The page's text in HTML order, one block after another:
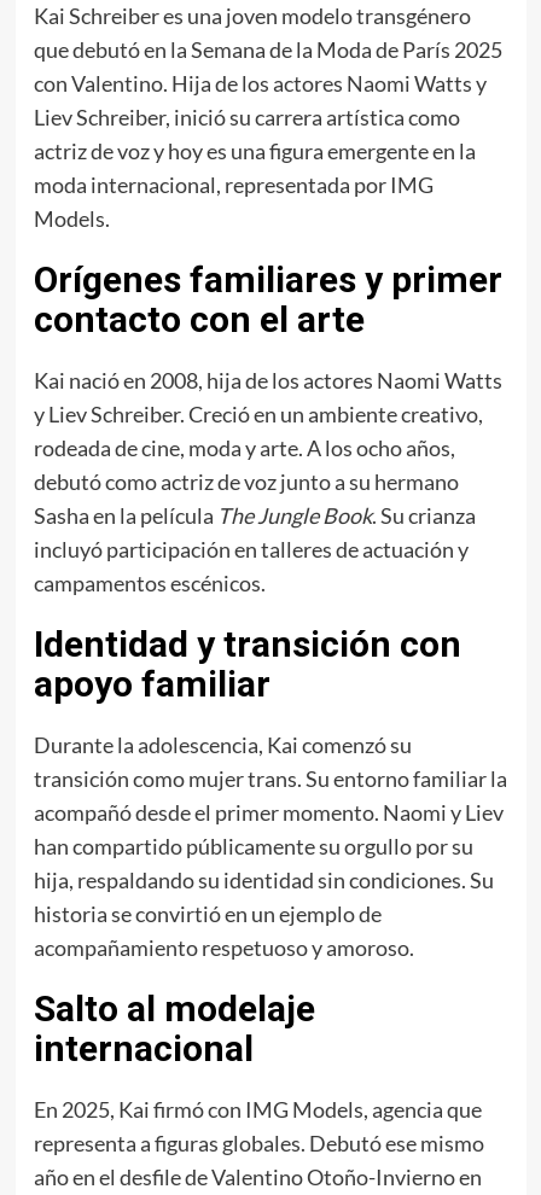
Kai Schreiber es una joven modelo transgénero
que debutó en la Semana de la Moda de París 2025
con Valentino. Hija de los actores Naomi Watts y
Liev Schreiber, inició su carrera artística como
actriz de voz y hoy es una figura emergente en la
moda internacional, representada por IMG
Models.
Orígenes familiares y primer
contacto con el arte
Kai nació en 2008, hija de los actores Naomi Watts
y Liev Schreiber. Creció en un ambiente creativo,
rodeada de cine, moda y arte. A los ocho años,
debutó como actriz de voz junto a su hermano
Sasha en la película The Jungle Book. Su crianza
incluyó participación en talleres de actuación y
campamentos escénicos.
Identidad y transición con
apoyo familiar
Durante la adolescencia, Kai comenzó su
transición como mujer trans. Su entorno familiar la
acompañó desde el primer momento. Naomi y Liev
han compartido públicamente su orgullo por su
hija, respaldando su identidad sin condiciones. Su
historia se convirtió en un ejemplo de
acompañamiento respetuoso y amoroso.
Salto al modelaje
internacional
En 2025, Kai firmó con IMG Models, agencia que
representa a figuras globales. Debutó ese mismo
año en el desfile de Valentino Otoño-Invierno en